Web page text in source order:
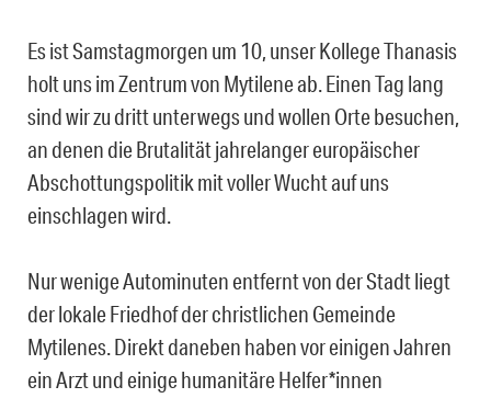
Es ist Samstagmorgen um 10, unser Kollege Thanasis
holt uns im Zentrum von Mytilene ab. Einen Tag lang
sind wir zu dritt unterwegs und wollen Orte besuchen,
an denen die Brutalität jahrelanger europäischer
Abschottungspolitik mit voller Wucht auf uns
einschlagen wird.
Nur wenige Autominuten entfernt von der Stadt liegt
der lokale Friedhof der christlichen Gemeinde
Mytilenes. Direkt daneben haben vor einigen Jahren
ein Arzt und einige humanitäre Helfer*innen